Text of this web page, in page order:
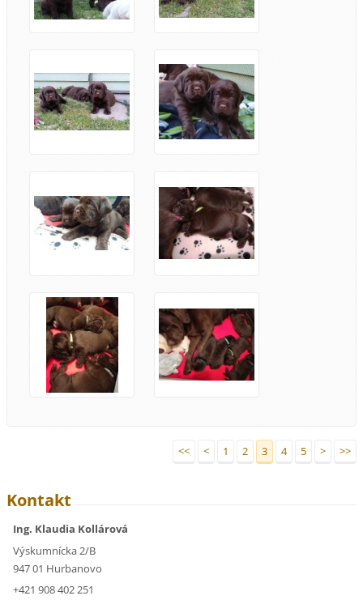
<< < 1 2 3 4 5 > >>
Kontakt
Ing. Klaudia Kollárová
Výskumnícka 2/B
947 01 Hurbanovo
+421 908 402 251